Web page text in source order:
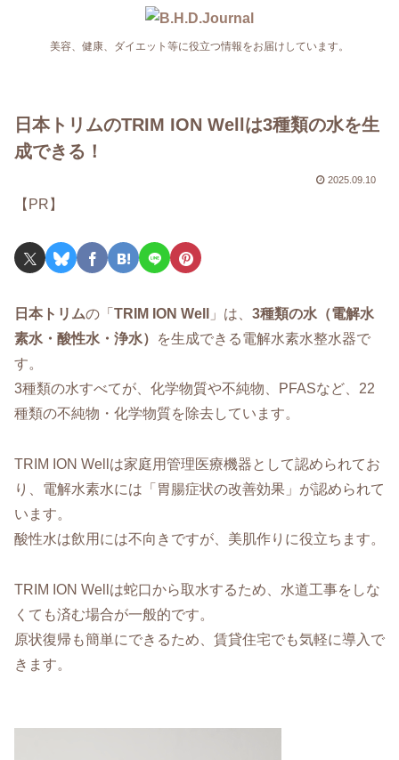
美容、健康、ダイエット等に役立つ情報をお届けしています。
日本トリムのTRIM ION Wellは3種類の水を生
成できる！
2025.09.10
【PR】
日本トリムの「 TRIM ION Well 」は、 3種類の水（電解水
素水・酸性水・浄水）
を生成できる電解水素水整水器で
す。
3種類の水すべてが、化学物質や不純物、PFASなど、22
種類の不純物・化学物質を除去しています。
TRIM ION Wellは家庭用管理医療機器として認められてお
り、電解水素水には「胃腸症状の改善効果」が認められて
います。
酸性水は飲用には不向きですが、美肌作りに役立ちます。
TRIM ION Wellは蛇口から取水するため、水道工事をしな
くても済む場合が一般的です。
原状復帰も簡単にできるため、賃貸住宅でも気軽に導入で
きます。